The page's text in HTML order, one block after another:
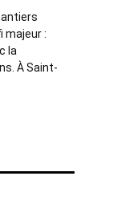
majeur :
la
À Saint-